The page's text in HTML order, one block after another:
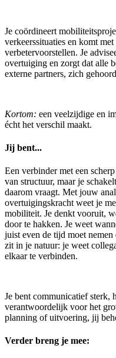
Je coördineert
verkeerssituaties en komt
verbetervoorstellen. Je
overtuiging en zorgt dat alle
externe partners, zich
Kortom: een veelzijdige en
écht het verschil maakt.
Jij bent...
Een verbinder met een
van structuur, maar je
daarom vraagt. Met jouw
overtuigingskracht weet je
mobiliteit. Je denkt vooruit,
door te hakken. Je weet
juist even de tijd moet
zit in je natuur: je weet
elkaar te verbinden.
Je bent communicatief sterk,
verantwoordelijk voor het
planning of uitvoering, jij
Verder breng je mee: